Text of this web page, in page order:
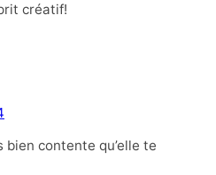
créatif!
bien contente qu’elle te